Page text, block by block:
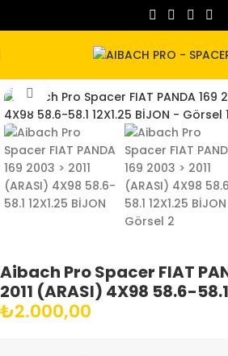
Büyütmek için tıklayın
Aibach Pro Spacer FIAT
2011 (ARASI) 4X98 58.6-
₺2.000,00